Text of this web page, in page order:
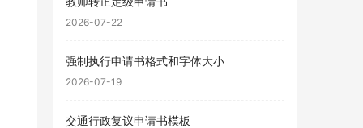
2026-07-22
强制执行申请书格式和字体大小
2026-07-19
交通行政复议申请书模板